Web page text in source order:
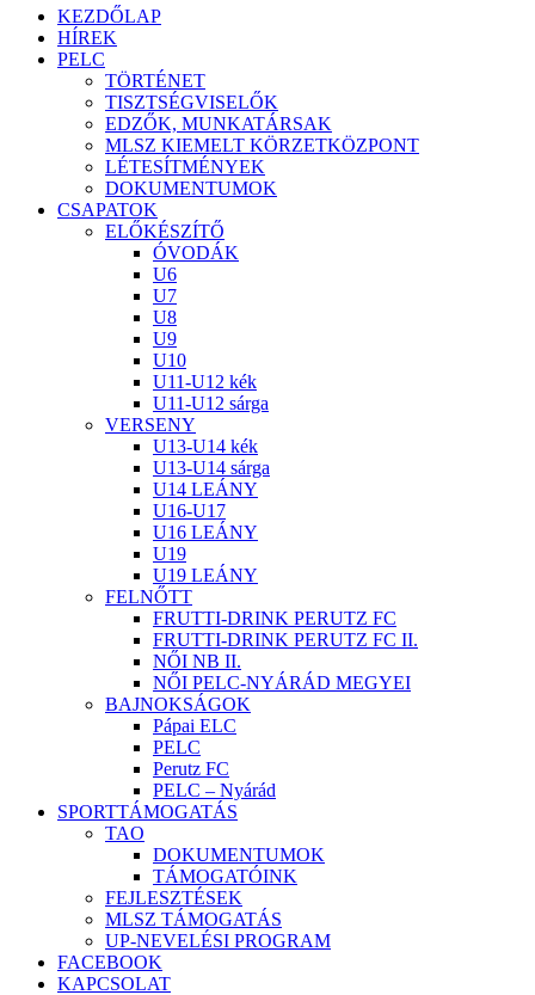
KEZDŐLAP
HÍREK
PELC
TÖRTÉNET
TISZTSÉGVISELŐK
EDZŐK, MUNKATÁRSAK
MLSZ KIEMELT KÖRZETKÖZPONT
LÉTESÍTMÉNYEK
DOKUMENTUMOK
CSAPATOK
ELŐKÉSZÍTŐ
ÓVODÁK
U6
U7
U8
U9
U10
U11-U12 kék
U11-U12 sárga
VERSENY
U13-U14 kék
U13-U14 sárga
U14 LEÁNY
U16-U17
U16 LEÁNY
U19
U19 LEÁNY
FELNŐTT
FRUTTI-DRINK PERUTZ FC
FRUTTI-DRINK PERUTZ FC II.
NŐI NB II.
NŐI PELC-NYÁRÁD MEGYEI
BAJNOKSÁGOK
Pápai ELC
PELC
Perutz FC
PELC – Nyárád
SPORTTÁMOGATÁS
TAO
DOKUMENTUMOK
TÁMOGATÓINK
FEJLESZTÉSEK
MLSZ TÁMOGATÁS
UP-NEVELÉSI PROGRAM
FACEBOOK
KAPCSOLAT